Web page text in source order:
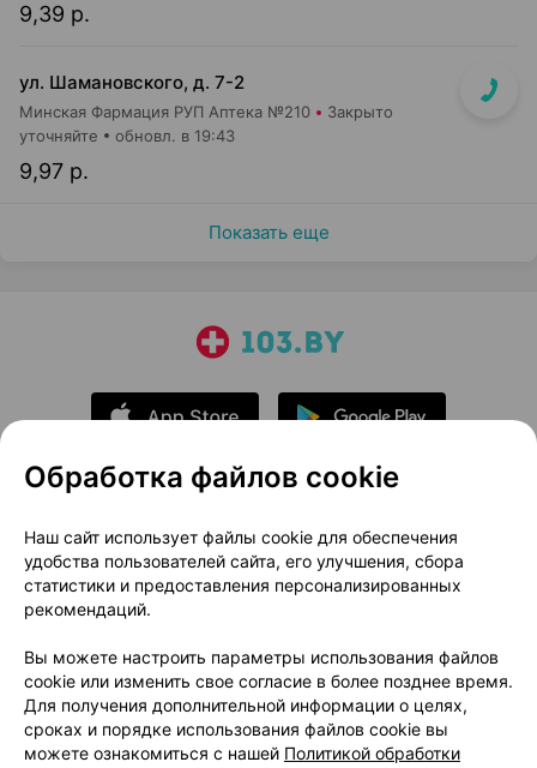
9,39 р.
ул. Шамановского, д. 7-2
Минская Фармация РУП Аптека №210 Закрыто
9,97 р.
уточняйте обновл. в 19:43
Показать еще
О проекте
Новости проекта
Размещение рекламы
Медицинский маркетинг
Публичный договор
Доставка
Способы оплаты
Вакансии
Партнеры
Написать руководителю 103.by
Написать в поддержку
Обработка файлов cookie
Наш сайт использует файлы cookie для обеспечения
удобства пользователей сайта, его улучшения, сбора
статистики и предоставления персонализированных
рекомендаций.
Вы можете настроить параметры использования файлов
cookie или изменить свое согласие в более позднее время.
Для получения дополнительной информации о целях,
сроках и порядке использования файлов cookie вы
можете ознакомиться с нашей Политикой обработки